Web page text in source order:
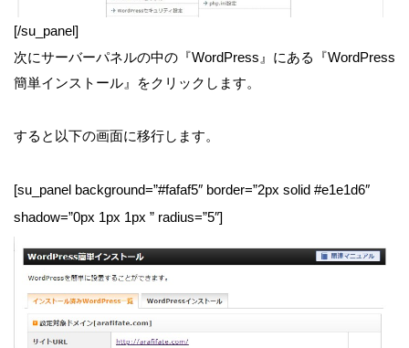
[/su_panel]
次にサーバーパネルの中の『WordPress』にある『WordPress
簡単インストール』をクリックします。
すると以下の画面に移行します。
[su_panel background=”#fafaf5″ border=”2px solid #e1e1d6″
shadow=”0px 1px 1px ” radius=”5″]